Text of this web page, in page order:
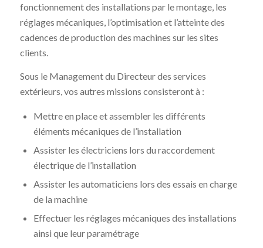
fonctionnement des installations par le montage, les
réglages mécaniques, l’optimisation et l’atteinte des
cadences de production des machines sur les sites
clients.
Sous le Management du Directeur des services
extérieurs, vos autres missions consisteront à :
Mettre en place et assembler les différents
éléments mécaniques de l’installation
Assister les électriciens lors du raccordement
électrique de l’installation
Assister les automaticiens lors des essais en charge
de la machine
Effectuer les réglages mécaniques des installations
ainsi que leur paramétrage